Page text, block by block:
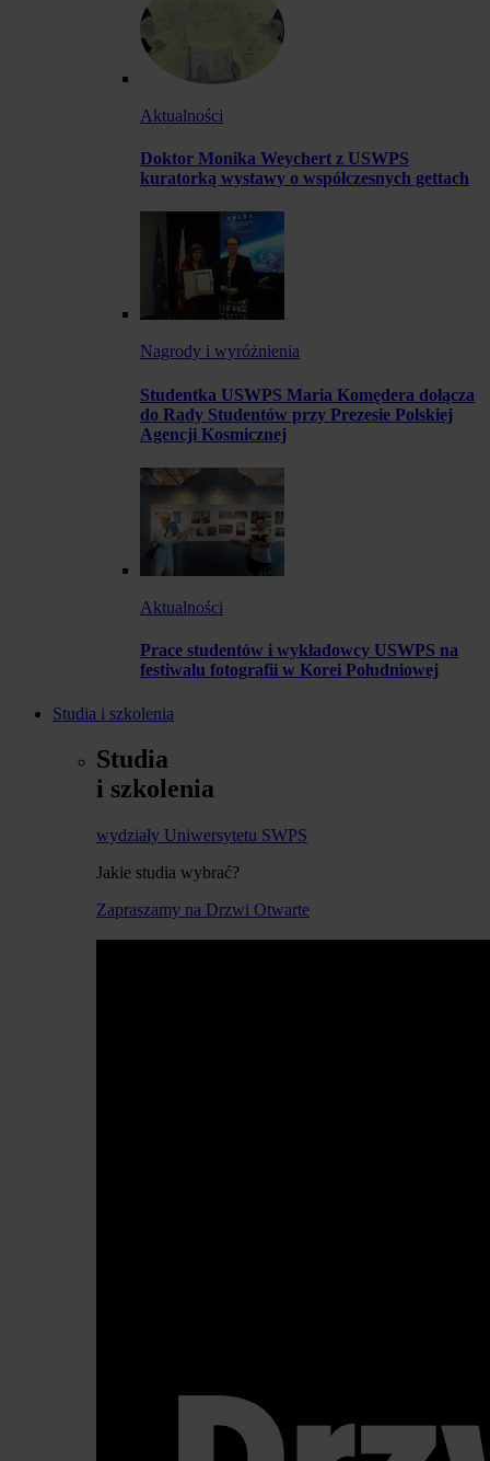
Aktualności
Doktor Monika Weychert z USWPS
kuratorką wystawy o współczesnych gettach
Nagrody i wyróżnienia
Studentka USWPS Maria Komędera dołącza
do Rady Studentów przy Prezesie Polskiej
Agencji Kosmicznej
Aktualności
Prace studentów i wykładowcy USWPS na
festiwalu fotografii w Korei Południowej
Studia i szkolenia
Studia
i szkolenia
wydziały Uniwersytetu SWPS
Jakie studia wybrać?
Zapraszamy na Drzwi Otwarte